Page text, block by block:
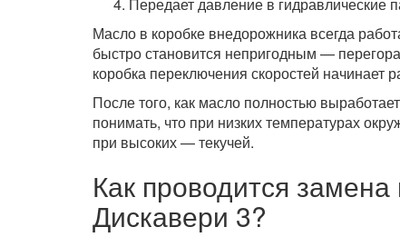
Передает давление в гидравлические
Масло в коробке внедорожника всегда
быстро становится непригодным —
коробка переключения скоростей начинает
После того, как масло полностью
понимать, что при низких температурах
при высоких — текучей.
Как проводится
Дискавери 3?